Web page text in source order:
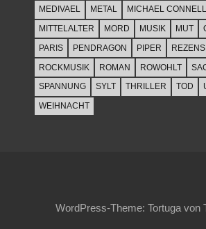
MEDIVAEL
METAL
MICHAEL
MITTELALTER
MORD MUSIK MUT
PARIS
PENDRAGON PIPER
ROCKMUSIK
ROMAN ROWOHLT
SPANNUNG
SYLT THRILLER TOD
WEIHNACHT
WordPress-Theme: Tortuga von